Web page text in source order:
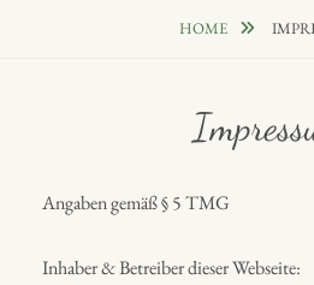
HOME
Angaben gemäß § 5 TMG
Inhaber & Betreiber dieser Webseite: